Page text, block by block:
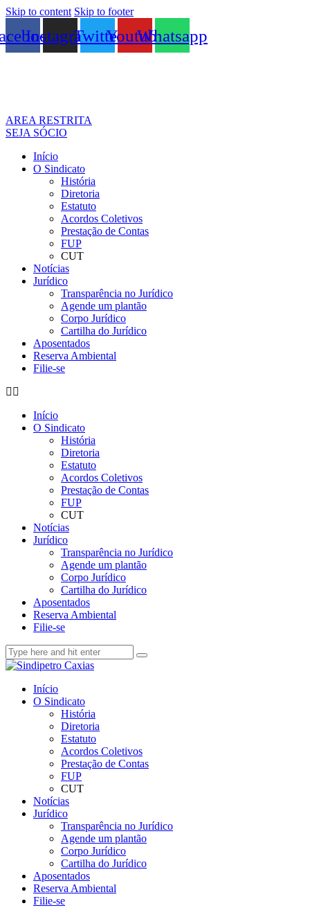
Skip to content Skip to footer
InstagramTwitterYoutubeWhatsapp
AREA RESTRITA
SEJA SÓCIO
Início
O Sindicato
História
Diretoria
Estatuto
Acordos Coletivos
Prestação de Contas
FUP
CUT
Notícias
Jurídico
Transparência no Jurídico
Agende um plantão
Corpo Jurídico
Cartilha do Jurídico
Aposentados
Reserva Ambiental
Filie-se
Início
O Sindicato
História
Diretoria
Estatuto
Acordos Coletivos
Prestação de Contas
FUP
CUT
Notícias
Jurídico
Transparência no Jurídico
Agende um plantão
Corpo Jurídico
Cartilha do Jurídico
Aposentados
Reserva Ambiental
Filie-se
Início
O Sindicato
História
Diretoria
Estatuto
Acordos Coletivos
Prestação de Contas
FUP
CUT
Notícias
Jurídico
Transparência no Jurídico
Agende um plantão
Corpo Jurídico
Cartilha do Jurídico
Aposentados
Reserva Ambiental
Filie-se